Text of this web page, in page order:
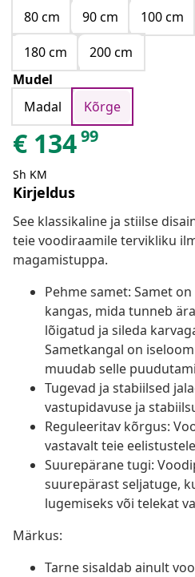
80 cm
90 cm 100 cm
180 cm
200 cm
Mudel
Madal
Kõrge
€ 13499
Sh KM
Kirjeldus
See klassikaline ja stiilse
teie voodiraamile tervikliku
magamistuppa.
Pehme samet: Samet
kangas, mida tunneb
lõigatud ja sileda
Sametkangal on
muudab selle
Tugevad ja stabiilsed
vastupidavuse ja
Reguleeritav kõrgus:
vastavalt teie
Suurepärane tugi:
suurepärast seljatuge,
lugemiseks või telekat
Märkus:
Tarne sisaldab ainult